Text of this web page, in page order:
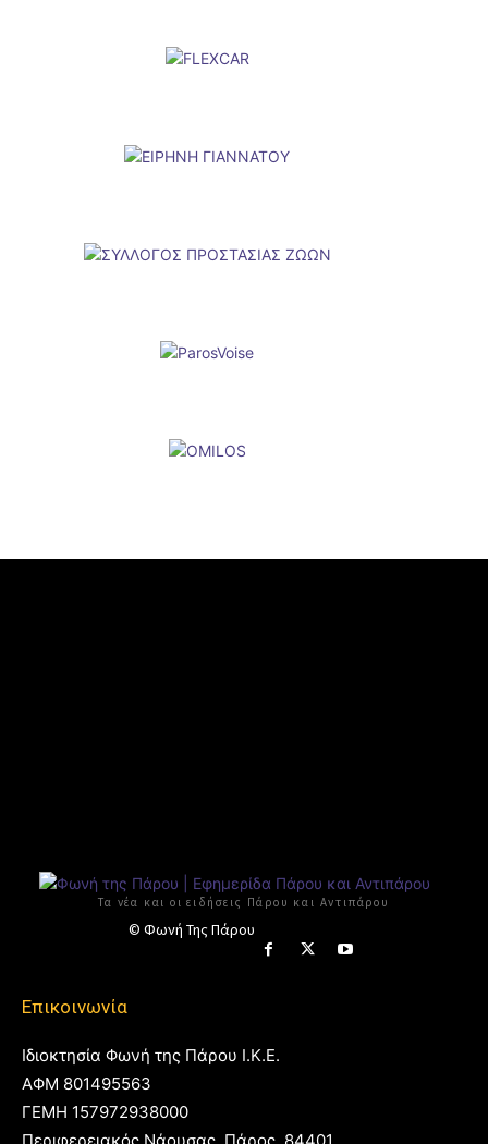
Τα νέα και οι ειδήσεις Πάρου και Αντιπάρου
© Φωνή Της Πάρου
Επικοινωνία
Ιδιοκτησία Φωνή της Πάρου Ι.Κ.Ε.
ΑΦΜ 801495563
ΓΕΜΗ 157972938000
Περιφερειακός Νάουσας, Πάρος, 84401